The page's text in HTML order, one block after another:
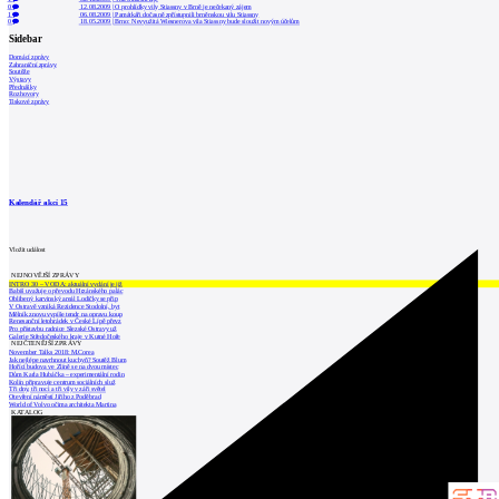
0
12.08.2009 |O prohlídky vily Stiassny v Brně je nečekaný zájem
1
06.08.2009 |Památkáři dočasně zpřístupnili brněnskou vilu Stiassny
0
18.05.2009 |Brno: Nevyužitá Wiesnerova vila Stiassny bude sloužit novým účelům
Sidebar
Domácí zprávy
Zahraniční zprávy
Soutěže
Výstavy
Přednášky
Rozhovory
Tiskové zprávy
Kalendář akcí 15
Vložit událost
NEJNOVĚJŠÍ ZPRÁVY
INTRO 30 – VODA: aktuální vydání je již
Babiš uvažuje o převodu Hrzánského palác
Oblíbený karvinský areál Lodičky se přip
V Ostravě vzniká Rezidence Stodolní, byt
Mělník znovu vypíše tendr na opravu koup
Renesanční letohrádek v České Lípě převz
Pro přístavbu radnice Slezské Ostravy už
Galerie Středočeského kraje v Kutné Hoře
NEJČTENĚJŠÍ ZPRÁVY
November Talks 2018: M.Corea
Jak nejlépe navrhnout kuchyň? Soutěž Blum
Hořící budova ve Zlíně se na dvou místec
Dům Karla Hubáčka – experimentální rodin
Kolín připravuje centrum sociálních služ
Tři dny, tři noci a tři vily v záři světel
Otevření náměstí Jiřího z Poděbrad
World of Volvo očima architekta Martina
KATALOG